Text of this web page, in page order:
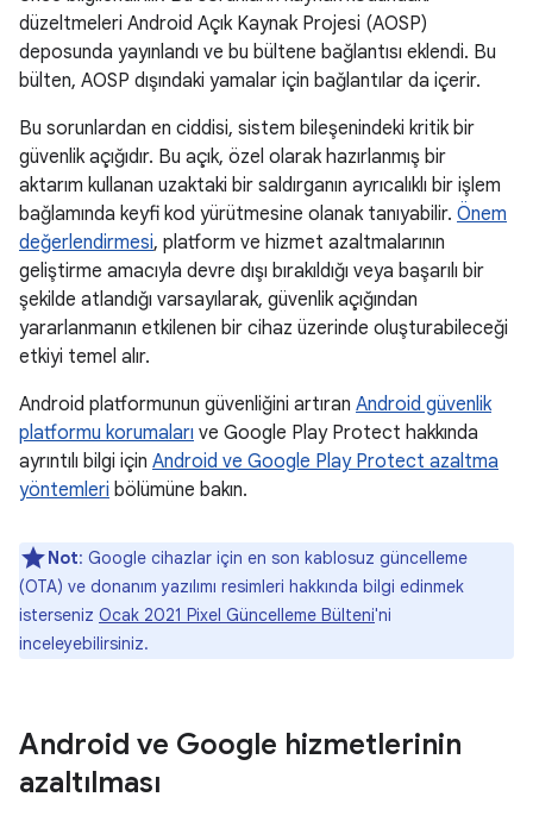
düzeltmeleri Android Açık Kaynak Projesi (AOSP)
deposunda yayınlandı ve bu bültene bağlantısı eklendi. Bu
bülten, AOSP dışındaki yamalar için bağlantılar da içerir.
Bu sorunlardan en ciddisi, sistem bileşenindeki kritik bir
güvenlik açığıdır. Bu açık, özel olarak hazırlanmış bir
aktarım kullanan uzaktaki bir saldırganın ayrıcalıklı bir işlem
bağlamında keyfi kod yürütmesine olanak tanıyabilir. Önem
değerlendirmesi, platform ve hizmet azaltmalarının
geliştirme amacıyla devre dışı bırakıldığı veya başarılı bir
şekilde atlandığı varsayılarak, güvenlik açığından
yararlanmanın etkilenen bir cihaz üzerinde oluşturabileceği
etkiyi temel alır.
Android platformunun güvenliğini artıran Android güvenlik
platformu korumaları ve Google Play Protect hakkında
ayrıntılı bilgi için Android ve Google Play Protect azaltma
yöntemleri bölümüne bakın.
Not: Google cihazlar için en son kablosuz güncelleme
(OTA) ve donanım yazılımı resimleri hakkında bilgi edinmek
isterseniz Ocak 2021 Pixel Güncelleme Bülteni'ni
inceleyebilirsiniz.
Android ve Google hizmetlerinin
azaltılması